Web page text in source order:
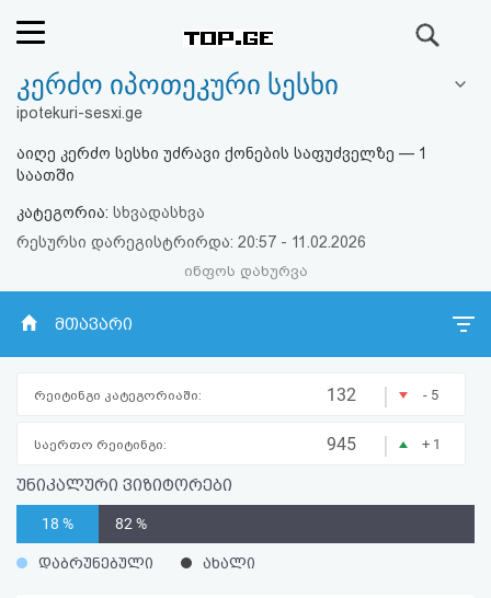
რეიტინგი
კითხვა-
პასუხი
რეგისტრაცია
აღდგენა
HTML
კერძო იპოთეკური სესხი
ipotekuri-sesxi.ge
აიღე კერძო სესხი უძრავი ქონების საფუძველზე — 1
საათში
კატეგორია: სხვადასხვა
რესურსი დარეგისტრირდა: 20:57 - 11.02.2026
ინფოს დახურვა
მთავარი
რეიტინგი კატეგორიაში: 132 | - 5
საერთო რეიტინგი: 945 | + 1
უნიკალური ვიზიტორები
18 % 82 %
დაბრუნებული ახალი